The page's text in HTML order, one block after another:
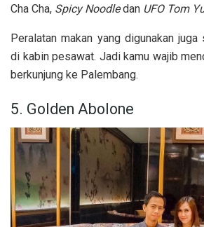
Cha Cha, Spicy Noodledan UFO Tom
Peralatan makan yang digunakan
di kabin pesawat. Jadi kamu wajib
berkunjung ke Palembang.
5. Golden Abolone